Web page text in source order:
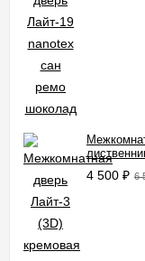
4 500 ₽ 6